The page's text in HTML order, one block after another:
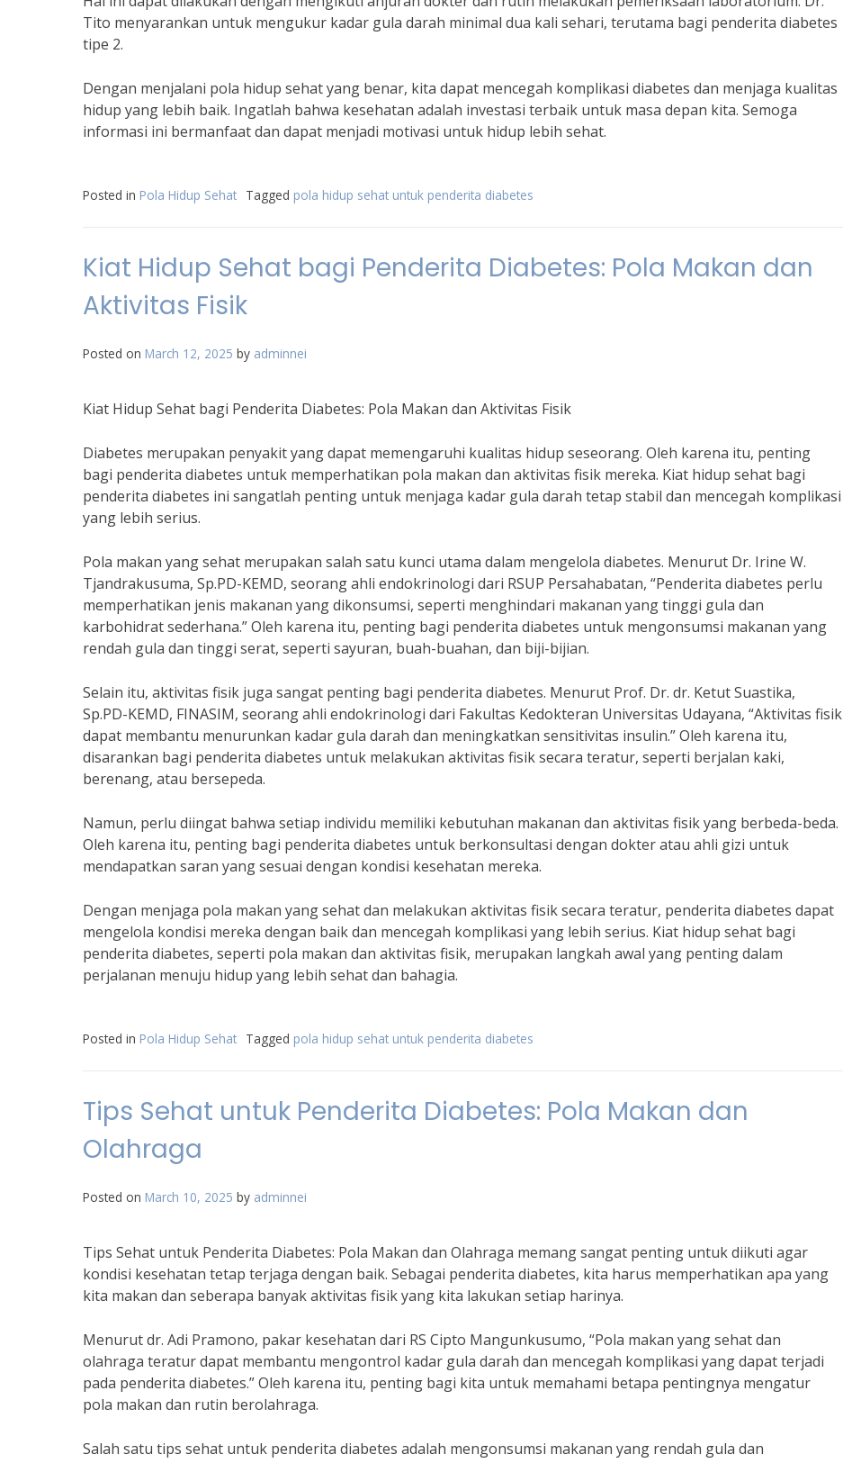
Tito menyarankan untuk mengukur kadar gula darah minimal dua kali sehari, terutama bagi penderita diabetes
tipe 2.
Dengan menjalani pola hidup sehat yang benar, kita dapat mencegah komplikasi diabetes dan menjaga kualitas
hidup yang lebih baik. Ingatlah bahwa kesehatan adalah investasi terbaik untuk masa depan kita. Semoga
informasi ini bermanfaat dan dapat menjadi motivasi untuk hidup lebih sehat.
Posted in Pola Hidup Sehat Tagged pola hidup sehat untuk penderita diabetes
Kiat Hidup Sehat bagi Penderita Diabetes: Pola Makan dan
Aktivitas Fisik
Posted on March 12, 2025 by adminnei
Kiat Hidup Sehat bagi Penderita Diabetes: Pola Makan dan Aktivitas Fisik
Diabetes merupakan penyakit yang dapat memengaruhi kualitas hidup seseorang. Oleh karena itu, penting
bagi penderita diabetes untuk memperhatikan pola makan dan aktivitas fisik mereka. Kiat hidup sehat bagi
penderita diabetes ini sangatlah penting untuk menjaga kadar gula darah tetap stabil dan mencegah komplikasi
yang lebih serius.
Pola makan yang sehat merupakan salah satu kunci utama dalam mengelola diabetes. Menurut Dr. Irine W.
Tjandrakusuma, Sp.PD-KEMD, seorang ahli endokrinologi dari RSUP Persahabatan, “Penderita diabetes perlu
memperhatikan jenis makanan yang dikonsumsi, seperti menghindari makanan yang tinggi gula dan
karbohidrat sederhana.” Oleh karena itu, penting bagi penderita diabetes untuk mengonsumsi makanan yang
rendah gula dan tinggi serat, seperti sayuran, buah-buahan, dan biji-bijian.
Selain itu, aktivitas fisik juga sangat penting bagi penderita diabetes. Menurut Prof. Dr. dr. Ketut Suastika,
Sp.PD-KEMD, FINASIM, seorang ahli endokrinologi dari Fakultas Kedokteran Universitas Udayana, “Aktivitas fisik
dapat membantu menurunkan kadar gula darah dan meningkatkan sensitivitas insulin.” Oleh karena itu,
disarankan bagi penderita diabetes untuk melakukan aktivitas fisik secara teratur, seperti berjalan kaki,
berenang, atau bersepeda.
Namun, perlu diingat bahwa setiap individu memiliki kebutuhan makanan dan aktivitas fisik yang berbeda-beda.
Oleh karena itu, penting bagi penderita diabetes untuk berkonsultasi dengan dokter atau ahli gizi untuk
mendapatkan saran yang sesuai dengan kondisi kesehatan mereka.
Dengan menjaga pola makan yang sehat dan melakukan aktivitas fisik secara teratur, penderita diabetes dapat
mengelola kondisi mereka dengan baik dan mencegah komplikasi yang lebih serius. Kiat hidup sehat bagi
penderita diabetes, seperti pola makan dan aktivitas fisik, merupakan langkah awal yang penting dalam
perjalanan menuju hidup yang lebih sehat dan bahagia.
Posted in Pola Hidup Sehat Tagged pola hidup sehat untuk penderita diabetes
Tips Sehat untuk Penderita Diabetes: Pola Makan dan
Olahraga
Posted on March 10, 2025 by adminnei
Tips Sehat untuk Penderita Diabetes: Pola Makan dan Olahraga memang sangat penting untuk diikuti agar
kondisi kesehatan tetap terjaga dengan baik. Sebagai penderita diabetes, kita harus memperhatikan apa yang
kita makan dan seberapa banyak aktivitas fisik yang kita lakukan setiap harinya.
Menurut dr. Adi Pramono, pakar kesehatan dari RS Cipto Mangunkusumo, “Pola makan yang sehat dan
olahraga teratur dapat membantu mengontrol kadar gula darah dan mencegah komplikasi yang dapat terjadi
pada penderita diabetes.” Oleh karena itu, penting bagi kita untuk memahami betapa pentingnya mengatur
pola makan dan rutin berolahraga.
Salah satu tips sehat untuk penderita diabetes adalah mengonsumsi makanan yang rendah gula dan